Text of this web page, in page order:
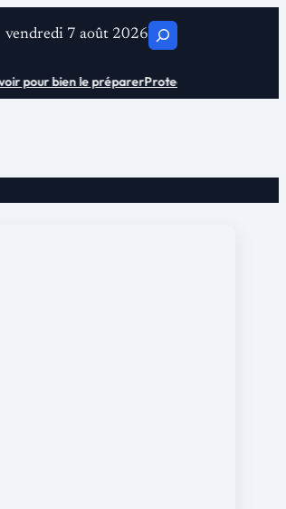
vendredi 7 août 2026C
e
pour bien le préparerProtection urinaire adulte